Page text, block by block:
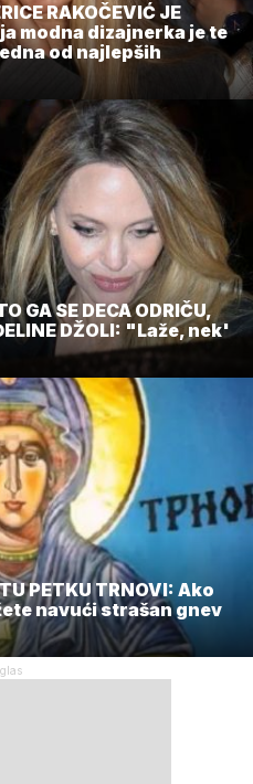
RAKOČEVIĆ JE
modna dizajnerka je te
od najlepših
GA SE DECA ODRIČU,
DŽOLI: "Laže, nek'
PETKU TRNOVI: Ako
navući strašan gnev